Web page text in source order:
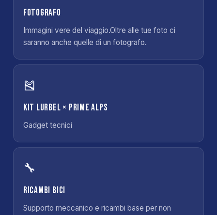
Fotografo
Immagini vere del viaggio.Oltre alle tue foto ci
saranno anche quelle di un fotografo.
🎽
Kit Lurbel × Prime Alps
Gadget tecnici
🔧
Ricambi bici
Supporto meccanico e ricambi base per non